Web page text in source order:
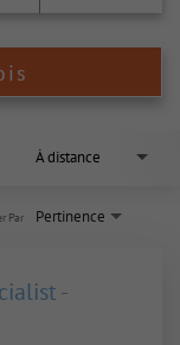
À distance
Pertinence
Par
-